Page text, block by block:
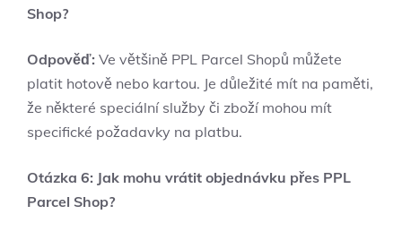
Shop?
Odpověď: Ve většině PPL Parcel Shopů můžete
platit hotově nebo kartou. Je důležité mít na paměti,
že některé speciální služby či zboží mohou mít
specifické požadavky na platbu.
Otázka 6: Jak mohu vrátit objednávku přes PPL
Parcel Shop?